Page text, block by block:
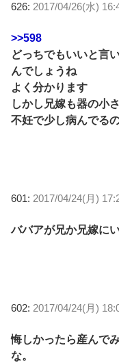
626: 2017/04/26(水)
>>598
どっちでもいいと言
んでしょうね
よく分かります
しかし兄嫁も器の小
不妊で少し病んでる
601: 2017/04/24(月)
ババアが兄か兄嫁に
602: 2017/04/24(月)
悔しかったら産んで
な。